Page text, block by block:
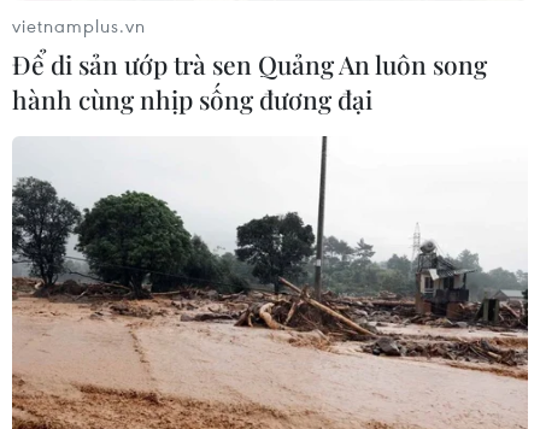
Hội nghị COP26: Chuyển dịch năng
lượng-Thách thức nằm ở cơ chế
vietnamplus.vn
Để di sản ướp trà sen Quảng An luôn song
hành cùng nhịp sống đương đại